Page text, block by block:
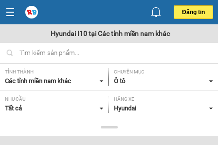
Đăng tin
Hyundai I10 tại Các tỉnh miền nam khác
TỈNH THÀNH
Các tỉnh miền nam khác
CHUYÊN MỤC
Ô tô
NHU CẦU
Tất cả
HÃNG XE
Hyundai
I10
NĂM SẢN XUẤT
Tất cả